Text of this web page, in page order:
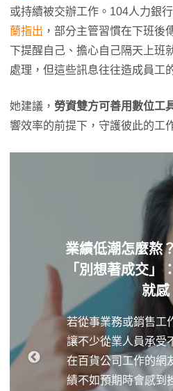
或持續被交辦工作。104人力銀
蘭指出 ，部分主管習慣在下班後
下提醒自己、擔心自己隔天上班
處理，但這些訊息往往造成員工
她建議， 勞資雙方可善用數位工
響效率的前提下，守護彼此的工
業績低潮怎麼熬
「別想著成交」
就感
若從事業務或銷售工
讓不少從業人員承受
在百貨公司工作的網
績不如預期時會感到